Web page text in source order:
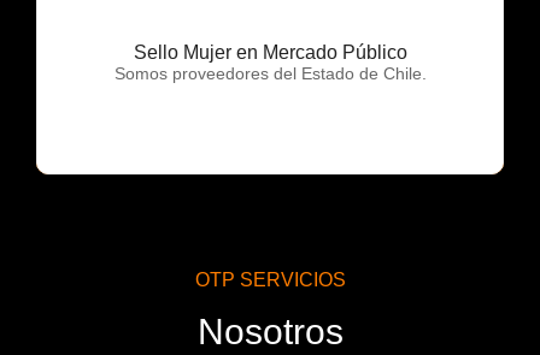
Sello Mujer en Mercado Público
Somos proveedores del Estado de Chile.
OTP Servicios
OTP SERVICIOS
Nosotros